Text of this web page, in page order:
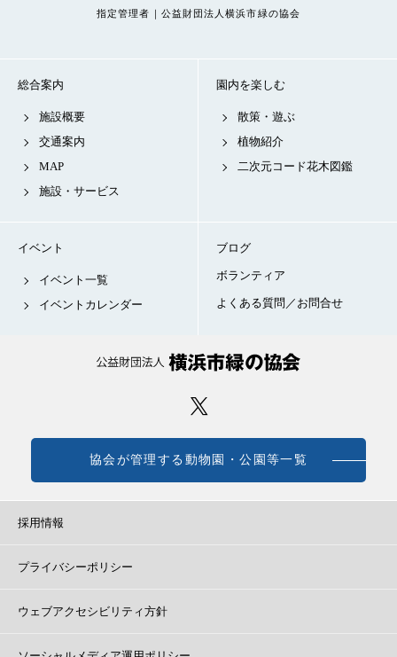
指定管理者｜公益財団法人横浜市緑の協会
総合案内
施設概要
交通案内
MAP
施設・サービス
園内を楽しむ
散策・遊ぶ
植物紹介
二次元コード花木図鑑
イベント
イベント一覧
イベントカレンダー
ブログ
ボランティア
よくある質問／お問合せ
協会が管理する動物園・公園等一覧
採用情報
プライバシーポリシー
ウェブアクセシビリティ方針